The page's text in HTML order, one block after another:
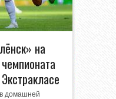
на
домашней